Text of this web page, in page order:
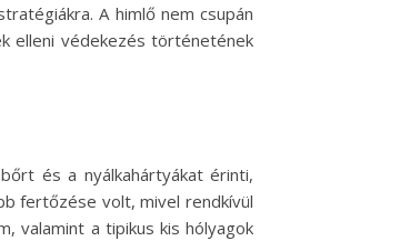
A himlő nem csupán
elleni védekezés történetének
és a nyálkahártyákat érinti,
fertőzése volt, mivel rendkívül
valamint a tipikus kis hólyagok